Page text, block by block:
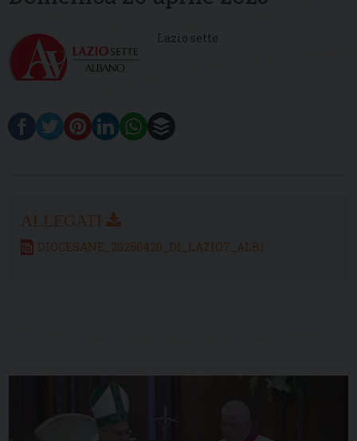
Lazio sette
DIOCESANE_20250420_DI_LAZIO7_ALB1